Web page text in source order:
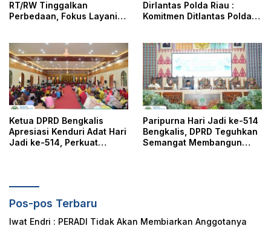
RT/RW Tinggalkan
Perbedaan, Fokus Layani
Dirlantas Polda Riau :
Komitmen Ditlantas Polda
dan Edukasi Kepada
Masyarakat
Ketua DPRD Bengkalis
Apresiasi Kenduri Adat Hari
Jadi ke-514, Perkuat
Paripurna Hari Jadi ke-514
Bengkalis, DPRD Teguhkan
Semangat Membangun
Pos-pos Terbaru
Iwat Endri : PERADI Tidak Akan Membiarkan Anggotanya